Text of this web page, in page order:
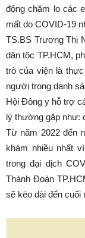
động chăm lo các
mất do COVID-19
TS.BS Trương Thị
dân tộc TP.HCM,
trò của viện là
người trong danh
Hội Đông y hỗ trợ
lý thường gặp như:
Từ năm 2022 đến
khám nhiều nhất
trong đại dịch
Thành Đoàn
sẽ kéo dài đến cuối